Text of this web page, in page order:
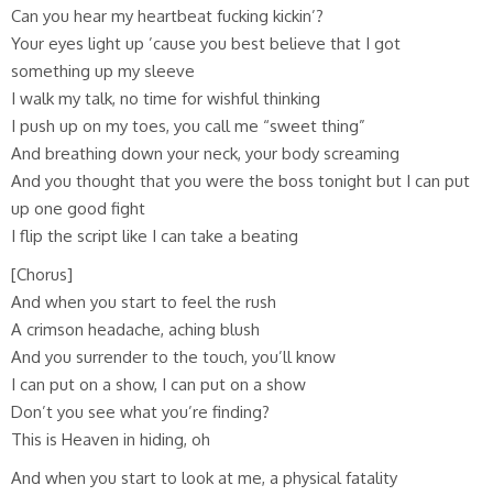
Can you hear my heartbeat fucking kickin’?
Your eyes light up ’cause you best believe that I got
something up my sleeve
I walk my talk, no time for wishful thinking
I push up on my toes, you call me “sweet thing”
And breathing down your neck, your body screaming
And you thought that you were the boss tonight but I can put
up one good fight
I flip the script like I can take a beating
[Chorus]
And when you start to feel the rush
A crimson headache, aching blush
And you surrender to the touch, you’ll know
I can put on a show, I can put on a show
Don’t you see what you’re finding?
This is Heaven in hiding, oh
And when you start to look at me, a physical fatality